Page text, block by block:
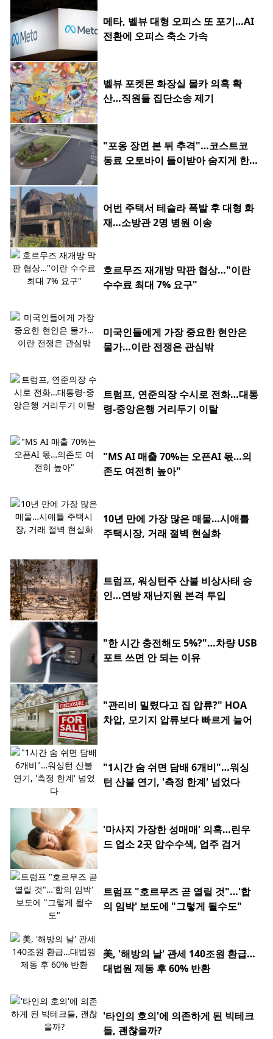
메타, 벨뷰 대형 오피스 또 포기…AI
전환에 오피스 축소 가속
벨뷰 포켓몬 화장실 몰카 의혹 확
산…직원들 집단소송 제기
"포옹 장면 본 뒤 추격"…코스트코
동료 오토바이 들이받아 숨지게 한 2
어번 주택서 테슬라 폭발 후 대형 화
재…소방관 2명 병원 이송
호르무즈 재개방 막판 협상…"이란
수수료 최대 7% 요구"
미국인들에게 가장 중요한 현안은
물가…이란 전쟁은 관심밖
트럼프, 연준의장 수시로 전화…대통
령-중앙은행 거리두기 이탈
"MS AI 매출 70%는 오픈AI 몫…의
존도 여전히 높아"
10년 만에 가장 많은 매물…시애틀
주택시장, 거래 절벽 현실화
트럼프, 워싱턴주 산불 비상사태 승
인…연방 재난지원 본격 투입
"한 시간 충전해도 5%?"…차량 USB
포트 쓰면 안 되는 이유
"관리비 밀렸다고 집 압류?" HOA
차압, 모기지 압류보다 빠르게 늘어
"1시간 숨 쉬면 담배 6개비"…워싱
턴 산불 연기, '측정 한계' 넘었다
'마사지 가장한 성매매' 의혹…린우
드 업소 2곳 압수수색, 업주 검거
트럼프 "호르무즈 곧 열릴 것"…'합
의 임박' 보도에 "그렇게 될수도"
美, '해방의 날' 관세 140조원 환급…
대법원 제동 후 60% 반환
'타인의 호의'에 의존하게 된 빅테크
들, 괜찮을까?